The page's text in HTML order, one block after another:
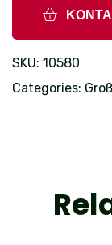
SKU: 10580
Categories: